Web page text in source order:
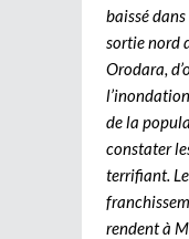
baissé
sortie nord
Orodara,
de la
constater
terrifiant.
rendent à